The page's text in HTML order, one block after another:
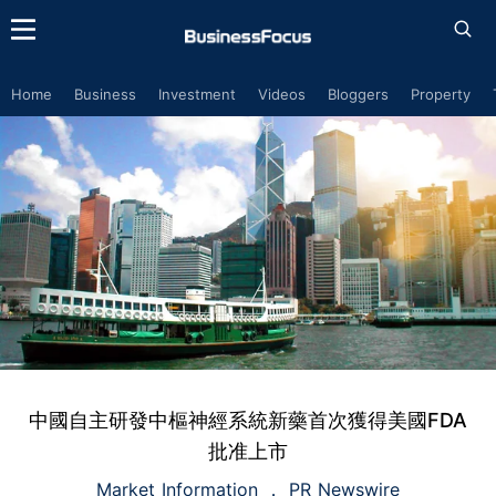
Home Business Investment Videos Bloggers Property
中國自主研發中樞神經系統新藥首次獲得美國FDA
批准上市
Market Information PR Newswire